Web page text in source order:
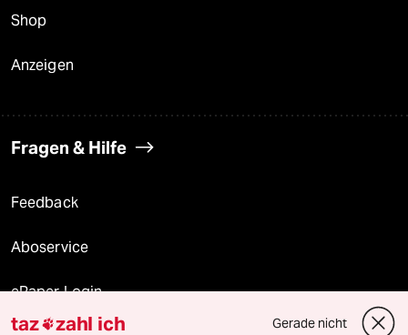
Shop
Anzeigen
Fragen & Hilfe
Feedback
Aboservice
ePaper Login
taz zahl ich Gerade nicht